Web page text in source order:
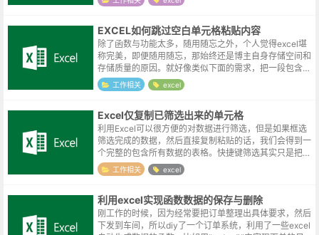
定退休年龄“改革后法定退休年...
EXCEL如何跳过空白单元格粘贴内容
除了函数与功能太多，随用随忘之外，个人觉得excel堪
称完美，即便随用随忘，那始终还是博主自身存储空间和
存储质量的原因。就好像类似下面的需求，把一段包含空
格的内容隔行穿插到左边的单元格内。明明是曾经操作过
的，但如何解决的却一下又想不起...
工作相关 excel
Excel仅复制已筛选出来的单元格
利用Excel可以很方便的对数据进行筛选，但是如果框选
筛选完成的数据，然后直接复制粘贴的话，我们会得到一
个完整的包含所有数据的表格。快捷键筛选其实只是把不
符合条件的单元格暂时的隐藏了起来，如果仔细观察一下
屏幕左侧的行号，可以发现此时行...
工作相关 excel
利用excel实现函数数据的保存与删除
刚工作的时候，因为经常要把订单整理出具体要求，然后
下发到车间，所以diy了一个订单系统，利用了一些excel